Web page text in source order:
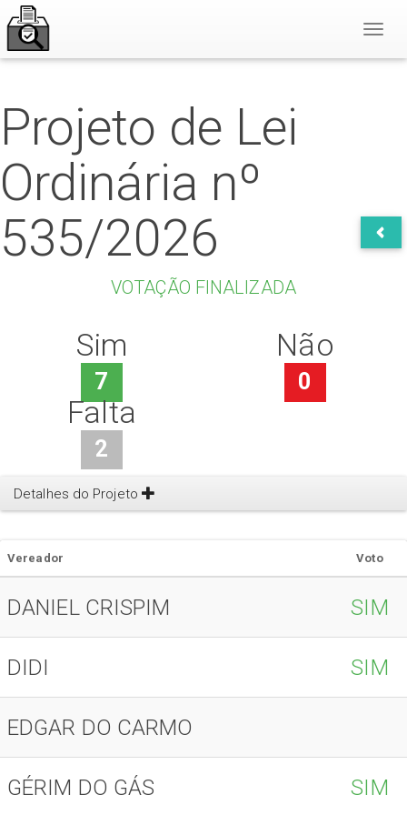
Projeto de Lei
Ordinária nº
535/2026
VOTAÇÃO FINALIZADA
Sim
7
Não
0
Falta
2
Detalhes do Projeto
Vereador Voto
DANIEL CRISPIM SIM
DIDI SIM
EDGAR DO CARMO
GÉRIM DO GÁS SIM